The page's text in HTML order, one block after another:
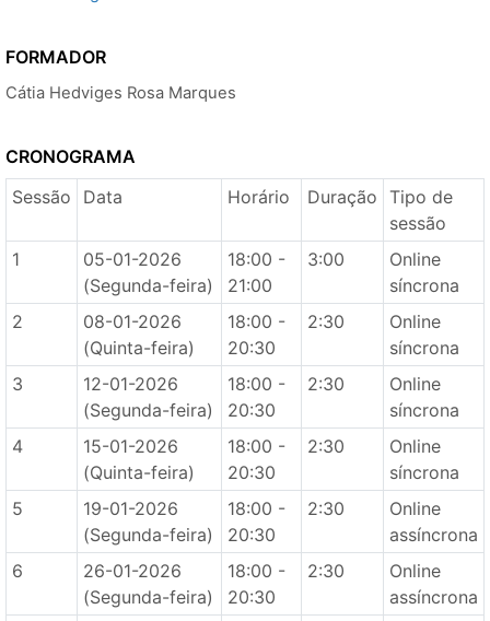
FORMADOR
Cátia Hedviges Rosa Marques
CRONOGRAMA
Sessão
Data Horário Duração Tipo de
sessão
1
05-01-2026
(Segunda-feira)
18:00 -
21:00
3:00
Online
síncrona
2
08-01-2026
(Quinta-feira)
18:00 -
20:30
2:30
Online
síncrona
3
12-01-2026
(Segunda-feira)
18:00 -
20:30
2:30
Online
síncrona
4
15-01-2026
(Quinta-feira)
18:00 -
20:30
2:30
Online
síncrona
5
19-01-2026
(Segunda-feira)
18:00 -
20:30
2:30
Online
assíncrona
6
26-01-2026
(Segunda-feira)
18:00 -
20:30
2:30
Online
assíncrona